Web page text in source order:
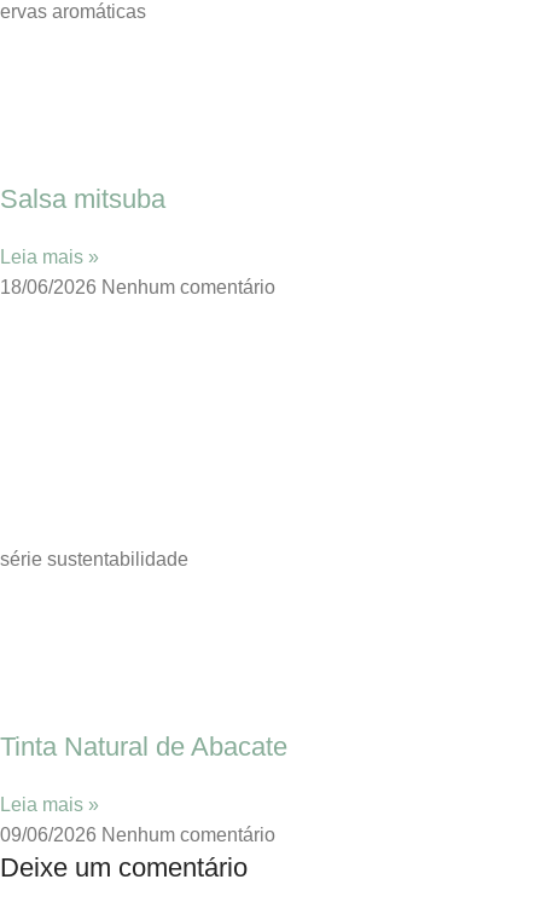
ervas aromáticas
Salsa mitsuba
Leia mais »
18/06/2026 Nenhum comentário
série sustentabilidade
Tinta Natural de Abacate
Leia mais »
09/06/2026 Nenhum comentário
Deixe um comentário